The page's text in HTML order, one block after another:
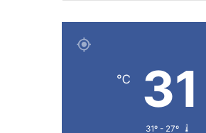
31
℃